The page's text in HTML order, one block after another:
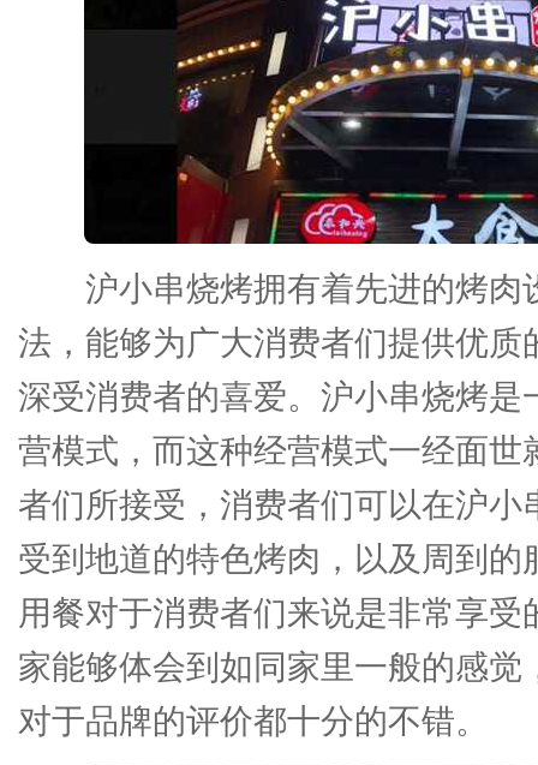
沪小串烧烤拥有着先进的烤肉
法，能够为广大消费者们提供优质
深受消费者的喜爱。沪小串烧烤是
营模式，而这种经营模式一经面世
者们所接受，消费者们可以在沪小
受到地道的特色烤肉，以及周到的
用餐对于消费者们来说是非常享受
家能够体会到如同家里一般的感觉
对于品牌的评价都十分的不错。